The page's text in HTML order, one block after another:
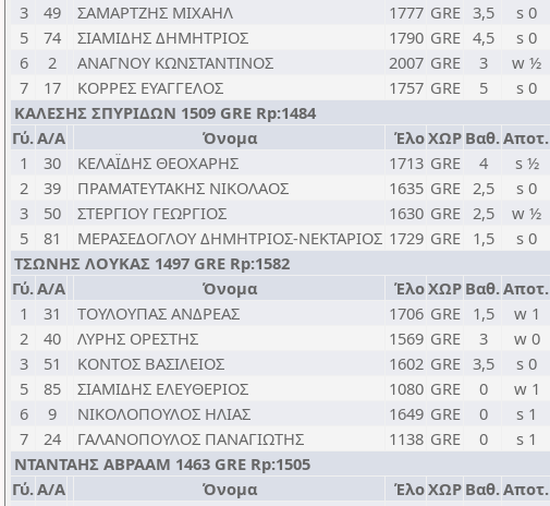
3
49 ΣΑΜΑΡΤΖΗΣ ΜΙΧΑΗΛ 1777 GRE 3,5 s 0
5
74 ΣΙΑΜΙΔΗΣ ΔΗΜΗΤΡΙΟΣ 1790 GRE 4,5 s 0
6
2 ΑΝΑΓΝΟΥ ΚΩΝΣΤΑΝΤΙΝΟΣ 2007 GRE 3 w ½
7
17 ΚΟΡΡΕΣ ΕΥΑΓΓΕΛΟΣ 1757 GRE 5 s 0
ΚΑΛΕΣΗΣ ΣΠΥΡΙΔΩΝ 1509 GRE Rp:1484
Γύ.Α/Α Όνομα ΈλοΧΩΡ Βαθ.Αποτ.
1
30 ΚΕΛΑΪΔΗΣ ΘΕΟΧΑΡΗΣ 1713 GRE 4 s ½
2
39 ΠΡΑΜΑΤΕΥΤΑΚΗΣ ΝΙΚΟΛΑΟΣ 1635 GRE 2,5 s 0
3
50 ΣΤΕΡΓΙΟΥ ΓΕΩΡΓΙΟΣ 1630 GRE 2,5 w ½
5
81 ΜΕΡΑΣΕΔΟΓΛΟΥ ΔΗΜΗΤΡΙΟΣ-ΝΕΚΤΑΡΙΟΣ 1729 GRE 1,5 s 0
ΤΣΩΝΗΣ ΛΟΥΚΑΣ 1497 GRE Rp:1582
Γύ.Α/Α Όνομα ΈλοΧΩΡ Βαθ.Αποτ.
1
31 ΤΟΥΛΟΥΠΑΣ ΑΝΔΡΕΑΣ 1706 GRE 1,5 w 1
2
40 ΛΥΡΗΣ ΟΡΕΣΤΗΣ 1569 GRE 3 w 0
3
51 ΚΟΝΤΟΣ ΒΑΣΙΛΕΙΟΣ 1602 GRE 3,5 s 0
5
85 ΣΙΑΜΙΔΗΣ ΕΛΕΥΘΕΡΙΟΣ 1080 GRE 0 w 1
6
9 ΝΙΚΟΛΟΠΟΥΛΟΣ ΗΛΙΑΣ 1649 GRE 0 s 1
7
24 ΓΑΛΑΝΟΠΟΥΛΟΣ ΠΑΝΑΓΙΩΤΗΣ 1138 GRE 0 s 1
ΝΤΑΝΤΑΗΣ ΑΒΡΑΑΜ 1463 GRE Rp:1505
Γύ.Α/Α Όνομα ΈλοΧΩΡ Βαθ.Αποτ.